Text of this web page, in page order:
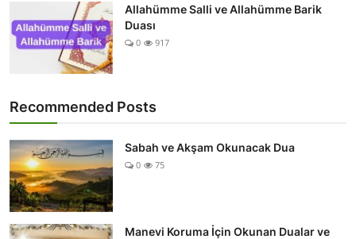
Allahümme Salli ve Allahümme Barik
Duası
0 917
Recommended Posts
Sabah ve Akşam Okunacak Dua
0 75
Manevi Koruma İçin Okunan Dualar ve